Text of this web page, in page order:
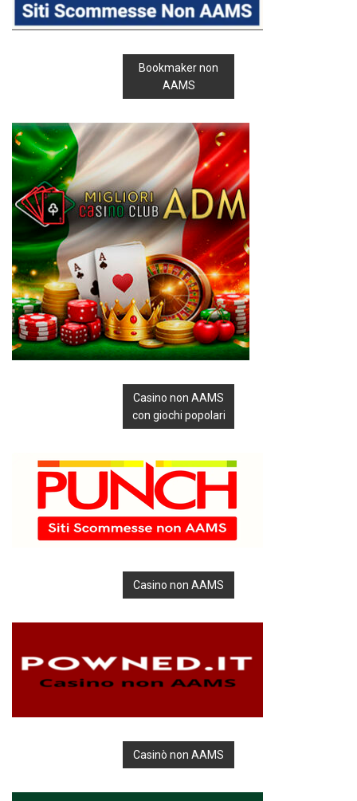
Bookmaker non
AAMS
Casino non AAMS
con giochi popolari
Casino non AAMS
Casinò non AAMS